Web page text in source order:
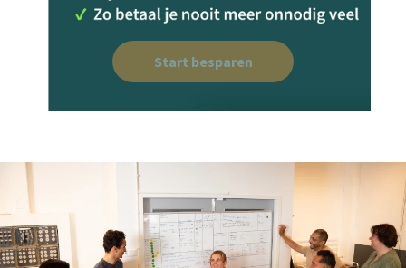
Start besparen